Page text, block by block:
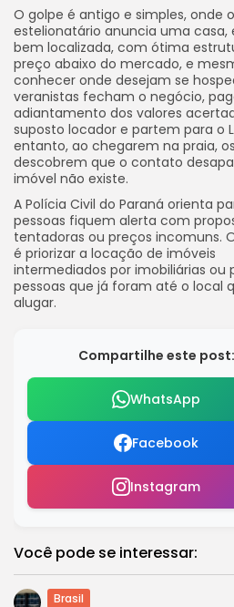
O golpe é antigo e simples, onde o
estelionatário anuncia uma casa,
bem localizada, com ótima
preço abaixo do mercado, e
conhecer onde desejam se
veranistas fecham o negócio,
adiantamento dos valores
suposto locador e partem para o
entanto, ao chegarem na praia,
descobrem que o contato
imóvel não existe.
A Polícia Civil do Paraná orienta
pessoas fiquem alerta com
tentadoras ou preços incomuns.
é priorizar a locação de imóveis
intermediados por imobiliárias ou
pessoas que já foram até o local
alugar.
Compartilhe este post:
WhatsApp
Facebook
Instagram
Você pode se interessar:
Brasil